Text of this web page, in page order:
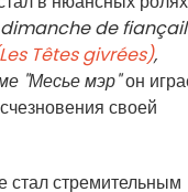
dimanche de
Têtes givrées),
"Месье мэр"он
своей
стал стремительным